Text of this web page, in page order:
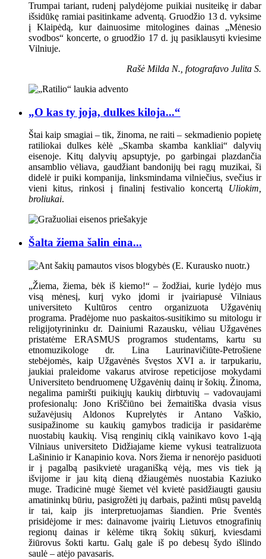
Trumpai tariant, rudenį palydėjome puikiai nusiteikę ir dabar
išsidūkę ramiai pasitinkame adventą. Gruodžio 13 d. vyksime
į Klaipėdą, kur dainuosime mitologines dainas „Mėnesio
svodbos“ koncerte, o gruodžio 17 d. jų pasiklausyti kviesime
Vilniuje.
Rašė Milda N., fotografavo Julita S.
„O kas ty joja, dulkes kiloja...“
Štai kaip smagiai – tik, žinoma, ne raiti – sekmadienio popietę
ratiliokai dulkes kėlė „Skamba skamba kankliai“ dalyvių
eisenoje. Kitų dalyvių apsuptyje, po garbingai plazdančia
ansamblio vėliava, gaudžiant bandonijų bei ragų muzikai, ši
didelė ir puiki kompanija, linksmindama vilniečius, svečius ir
vieni kitus, rinkosi į finalinį festivalio koncertą Uliokim,
broliukai.
Šalta žiema šalin eina...
„Žiema, žiema, bėk iš kiemo!“ – žodžiai, kurie lydėjo mus
visą mėnesį, kurį vyko įdomi ir įvairiapusė Vilniaus
universiteto Kultūros centro organizuota Užgavėnių
programa. Pradėjome nuo paskaitos-susitikimo su mitologu ir
religijotyrininku dr. Dainiumi Razausku, vėliau Užgavėnes
pristatėme ERASMUS programos studentams, kartu su
etnomuzikologe dr. Lina Laurinavičiūte-Petrošiene
stebėjomės, kaip Užgavėnės švęstos XVI a. ir tarpukariu,
jaukiai praleidome vakarus atvirose repeticijose mokydami
Universiteto bendruomenę Užgavėnių dainų ir šokių. Žinoma,
negalima pamiršti puikiųjų kaukių dirbtuvių – vadovaujami
profesionalų: Jono Kriščiūno bei žemaitiška dvasia visus
sužavėjusių Aldonos Kuprelytės ir Antano Vaškio,
susipažinome su kaukių gamybos tradicija ir pasidarėme
nuostabių kaukių. Visą renginių ciklą vainikavo kovo 1-ąją
Vilniaus universiteto Didžiajame kieme vykusi teatralizuota
Lašininio ir Kanapinio kova. Nors žiema ir nenorėjo pasiduoti
ir į pagalbą pasikvietė uraganišką vėją, mes vis tiek ją
išvijome ir jau kitą dieną džiaugėmės nuostabia Kaziuko
muge. Tradicinė mugė šiemet vėl kvietė pasidžiaugti gausiu
amatininkų būriu, pasigrožėti jų darbais, pažinti mūsų paveldą
ir tai, kaip jis interpretuojamas šiandien. Prie šventės
prisidėjome ir mes: dainavome įvairių Lietuvos etnografinių
regionų dainas ir kėlėme tikrą šokių sūkurį, kviesdami
žiūrovus šokti kartu. Galų gale iš po debesų šydo išlindo
saulė – atėjo pavasaris.